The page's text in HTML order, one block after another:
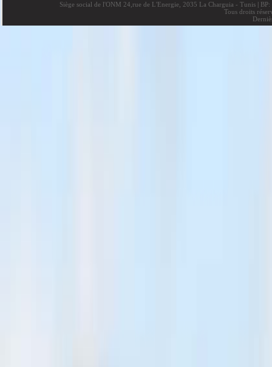
Siège social de l'ONM 24,rue de L'Energie, 2035 La Charguia - Tunis |BP:
Tous droits